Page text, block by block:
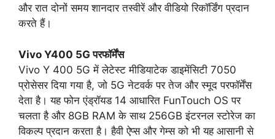
और रात दोनों समय शानदार तस्वीरें और वीडियो रिकॉर्डिंग प्रदान
करते हैं।
Vivo Y400 5G परफॉर्मेंस
Vivo Y 400 5G में लेटेस्ट मीडियाटेक डाइमेंसिटी 7050
प्रोसेसर दिया गया है, जो 5G नेटवर्क पर तेज और स्मूद परफॉर्मेंस
देता है। यह फोन एंड्रॉयड 14 आधारित FunTouch OS पर
चलता है और 8GB RAM के साथ 256GB इंटरनल स्टोरेज का
विकल्प प्रदान करता है। हैवी ऐप्स और गेम्स को भी यह आसानी से